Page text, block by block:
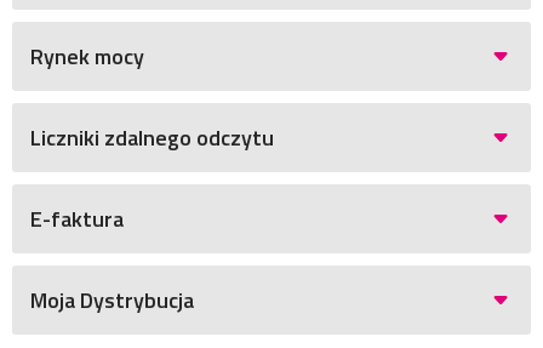
Rynek mocy
Liczniki zdalnego odczytu
E-faktura
Moja Dystrybucja